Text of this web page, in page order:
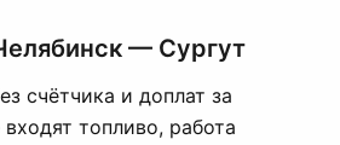
— Сургут
счётчика и доплат за
топливо, работа